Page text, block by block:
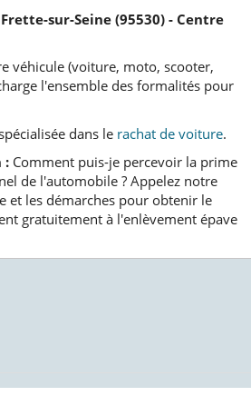
sur-Seine (95530) - Centre
véhicule (voiture, moto, scooter,
l'ensemble des formalités pour
dans le rachat de voiture.
: Comment puis-je percevoir la prime
de l'automobile ? Appelez notre
et les démarches pour obtenir le
gratuitement à l'enlèvement épave